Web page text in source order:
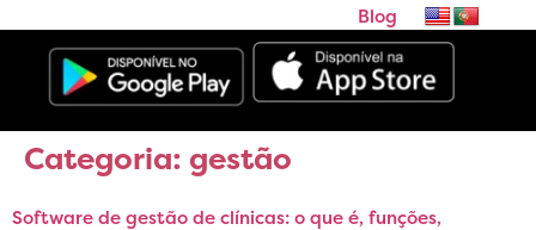
Blog
Categoria: gestão
Software de gestão de clínicas: o que é, funções,